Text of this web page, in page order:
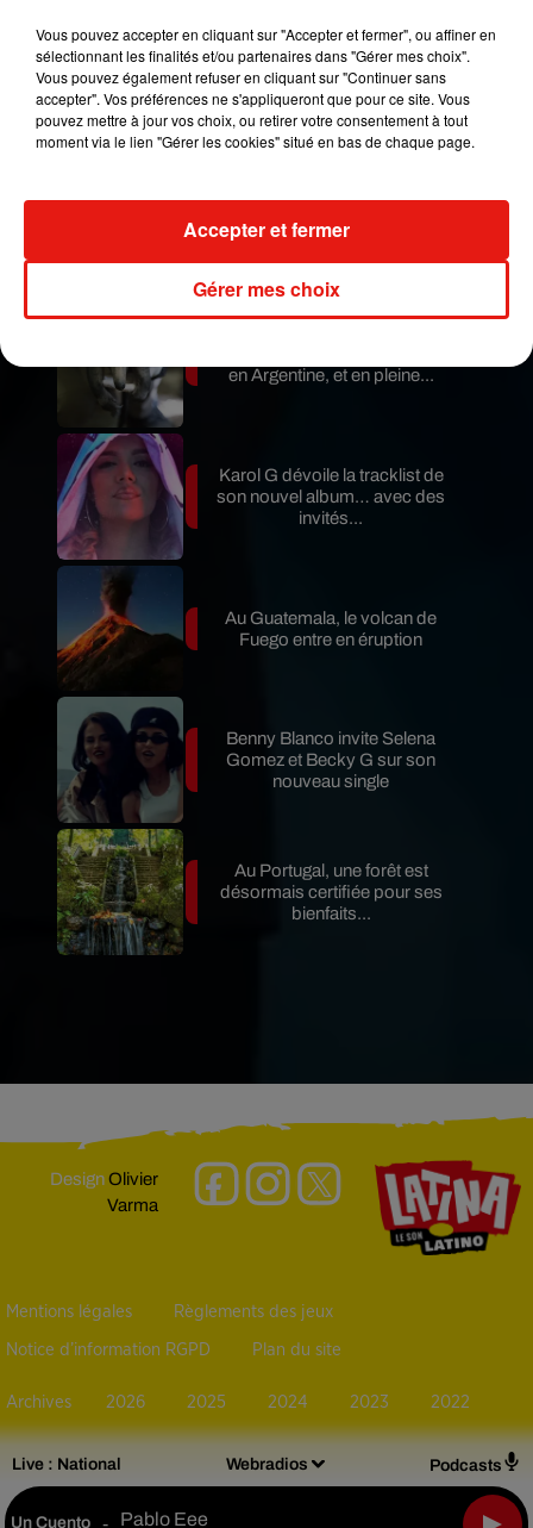
Live : National Webradios Podcasts
Un Cuento - Pablo Eee
Publié : 4 juin 2021 à 8h00 par Jérome Pasanau
de la sécurité et de la santé, il n’est pas certain
qu’il y parvienne.
Mundo Latino
Guatemala : l'éruption du volcan
en Argentine, et en pleine...
Karol G dévoile la tracklist de
son nouvel album… avec des
invités...
Au Guatemala, le volcan de
Fuego entre en éruption
Benny Blanco invite Selena
Gomez et Becky G sur son
nouveau single
Au Portugal, une forêt est
désormais certifiée pour ses
bienfaits...
DesignOlivier
Varma
Mentions légales Règlements des jeux
Notice d’information RGPD Plan du site
Archives 2026 2025 2024 2023 2022
Vous pouvez accepter en cliquant sur "Accepter et fermer", ou affiner en
sélectionnant les finalités et/ou partenaires dans "Gérer mes choix".
Vous pouvez également refuser en cliquant sur "Continuer sans
accepter". Vos préférences ne s'appliqueront que pour ce site. Vous
pouvez mettre à jour vos choix, ou retirer votre consentement à tout
moment via le lien "Gérer les cookies" situé en bas de chaque page.
Gérer mes choix
Accepter et fermer